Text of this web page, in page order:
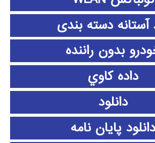
دسته بندی
بدون راننده
داده كاوي
دانلود
دانلود پايان نامه